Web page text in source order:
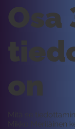
Osa
on
Mitä se
Mikko Meriläinen